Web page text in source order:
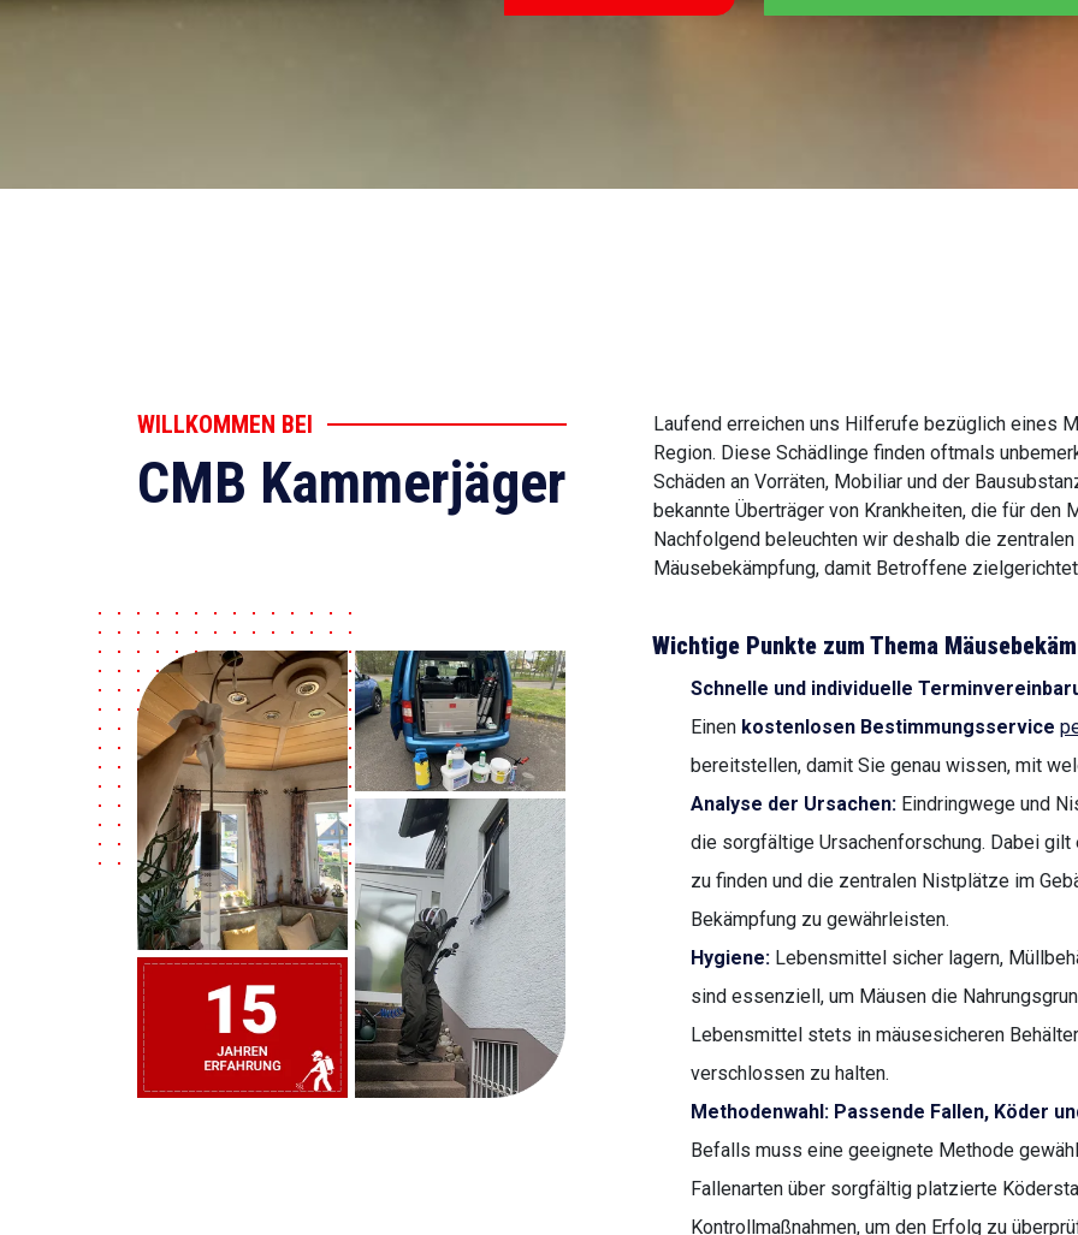
WILLKOMMEN BEI
CMB Kammerjäger
Laufend erreichen uns Hilferufe bezüglich eines
Region. Diese Schädlinge finden oftmals
Schäden an Vorräten, Mobiliar und der
bekannte Überträger von Krankheiten, die für den
Nachfolgend beleuchten wir deshalb die
Mäusebekämpfung, damit Betroffene
Wichtige Punkte zum Thema
Schnelle und individuelle
Einen kostenlosen Bestimmungsservice
bereitstellen, damit Sie genau wissen, mit
Analyse der Ursachen: Eindringwege und
die sorgfältige Ursachenforschung. Dabei
zu finden und die zentralen Nistplätze im
Bekämpfung zu gewährleisten.
Hygiene: Lebensmittel sicher lagern,
sind essenziell, um Mäusen die
Lebensmittel stets in mäusesicheren
verschlossen zu halten.
Methodenwahl: Passende Fallen, Köder
Befalls muss eine geeignete Methode
Fallenarten über sorgfältig platzierte
Kontrollmaßnahmen, um den Erfolg zu